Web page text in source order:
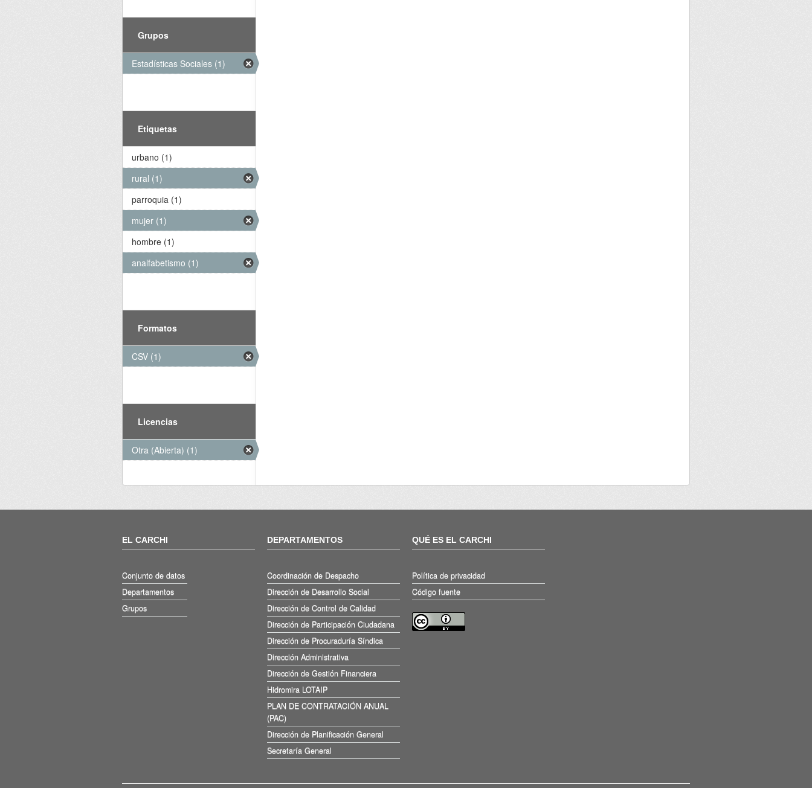
Grupos
Estadísticas Sociales (1)
Etiquetas
urbano (1)
rural (1)
parroquia (1)
mujer (1)
hombre (1)
analfabetismo (1)
Formatos
CSV (1)
Licencias
Otra (Abierta) (1)
EL CARCHI
Conjunto de datos
Departamentos
Grupos
DEPARTAMENTOS
Coordinación de Despacho
Dirección de Desarrollo Social
Dirección de Control de Calidad
Dirección de Participación Ciudadana
Dirección de Procuraduría Síndica
Dirección Administrativa
Dirección de Gestión Financiera
Hidromira LOTAIP
PLAN DE CONTRATACIÓN ANUAL
(PAC)
Dirección de Planificación General
Secretaría General
QUÉ ES EL CARCHI
Política de privacidad
Código fuente